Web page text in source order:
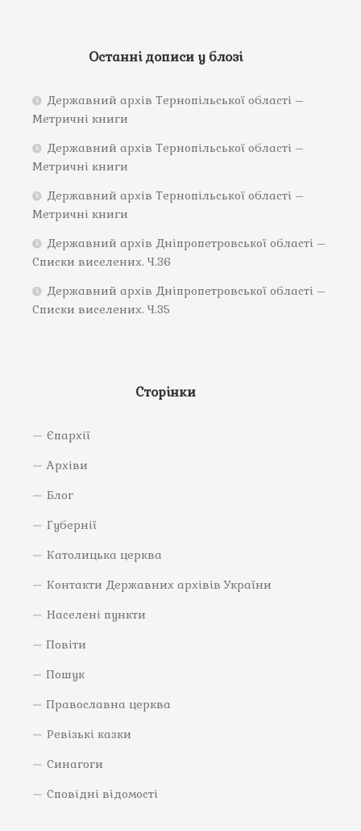
Останні дописи у блозі
Державний архів Тернопільської області –
Метричні книги
Державний архів Тернопільської області –
Метричні книги
Державний архів Тернопільської області –
Метричні книги
Державний архів Дніпропетровської області –
Списки виселених. Ч.36
Державний архів Дніпропетровської області –
Списки виселених. Ч.35
Сторінки
Єпархії
Архіви
Блог
Губернії
Католицька церква
Контакти Державних архівів України
Населені пункти
Повіти
Пошук
Православна церква
Ревізькі казки
Синагоги
Сповідні відомості